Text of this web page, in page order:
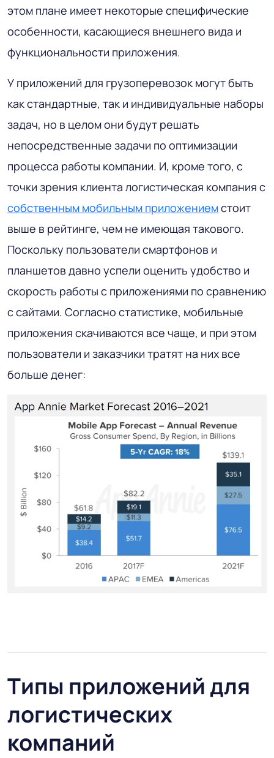
этом плане имеет некоторые специфические
особенности, касающиеся внешнего вида и
функциональности приложения.
У приложений для грузоперевозок могут быть
как стандартные, так и индивидуальные наборы
задач, но в целом они будут решать
непосредственные задачи по оптимизации
процесса работы компании. И, кроме того, с
точки зрения клиента логистическая компания с
собственным мобильным приложениемстоит
выше в рейтинге, чем не имеющая такового.
Поскольку пользователи смартфонов и
планшетов давно успели оценить удобство и
скорость работы с приложениями по сравнению
с сайтами. Согласно статистике, мобильные
приложения скачиваются все чаще, и при этом
пользователи и заказчики тратят на них все
больше денег:
Типы приложений для
логистических
компаний